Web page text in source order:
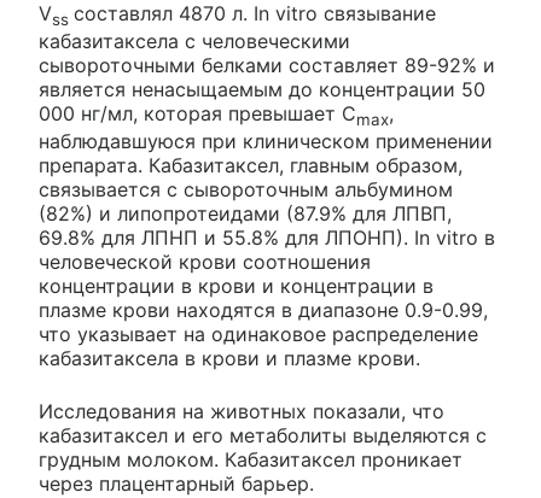
Vss составлял 4870 л. In vitro связывание
кабазитаксела с человеческими
сывороточными белками составляет 89-92% и
является ненасыщаемым до концентрации 50
000 нг/мл, которая превышает Сmax,
наблюдавшуюся при клиническом применении
препарата. Кабазитаксел, главным образом,
связывается с сывороточным альбумином
(82%) и липопротеидами (87.9% для ЛПВП,
69.8% для ЛПНП и 55.8% для ЛПОНП). In vitro в
человеческой крови соотношения
концентрации в крови и концентрации в
плазме крови находятся в диапазоне 0.9-0.99,
что указывает на одинаковое распределение
кабазитаксела в крови и плазме крови.
Исследования на животных показали, что
кабазитаксел и его метаболиты выделяются с
грудным молоком. Кабазитаксел проникает
через плацентарный барьер.